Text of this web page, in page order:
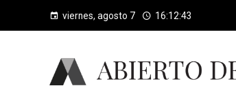
viernes, agosto 7 16:12:44